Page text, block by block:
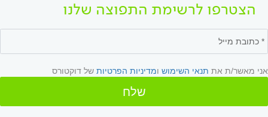
הצטרפו לרשימת התפוצה שלנו
אני מאשר/ת את תנאי השימוש ומדיניות הפרטיות של דוקטורס
שלח